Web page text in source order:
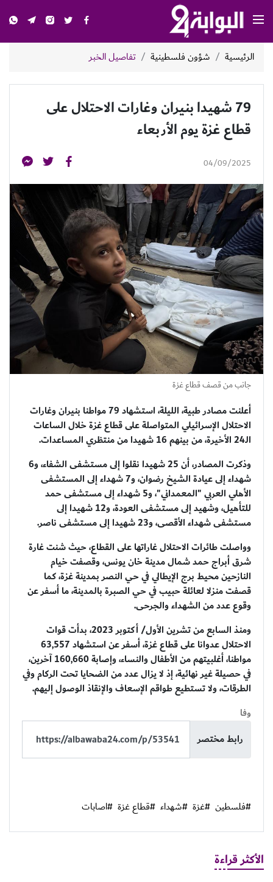
الرئيسية شؤون فلسطينية تفاصيل الخبر
79 شهيدا بنيران وغارات الاحتلال على
قطاع غزة يوم الأربعاء
04/09/2025
جانب من قصف قطاع غزة
أعلنت مصادر طبية، الليلة، استشهاد 79 مواطنا بنيران وغارات
الاحتلال الإسرائيلي المتواصلة على قطاع غزة خلال الساعات
الـ24 الأخيرة، من بينهم 16 شهيدا من منتظري المساعدات.
وذكرت المصادر، أن 25 شهيدا نقلوا إلى مستشفى الشفاء، و6
شهداء إلى عيادة الشيخ رضوان، و7 شهداء إلى المستشفى
الأهلي العربي "المعمداني"، و5 شهداء إلى مستشفى حمد
للتأهيل، وشهيد إلى مستشفى العودة، و12 شهيدا إلى
مستشفى شهداء الأقصى، و23 شهيدا إلى مستشفى ناصر.
وواصلت طائرات الاحتلال غاراتها على القطاع، حيث شنت غارة
شرق أبراج حمد شمال مدينة خان يونس، وقصفت خيام
النازحين محيط برج الإيطالي في حي النصر بمدينة غزة، كما
قصفت منزلا لعائلة حبيب في حي الصبرة بالمدينة، ما أسفر عن
وقوع عدد من الشهداء والجرحى.
ومنذ السابع من تشرين الأول/ أكتوبر 2023، بدأت قوات
الاحتلال عدوانا على قطاع غزة، أسفر عن استشهاد 63,557
مواطنا، أغلبيتهم من الأطفال والنساء، وإصابة 160,660 آخرين،
في حصيلة غير نهائية، إذ لا يزال عدد من الضحايا تحت الركام وفي
الطرقات، ولا تستطيع طواقم الإسعاف والإنقاذ الوصول إليهم.
وفا
رابط مختصر
#فلسطين #غزة #شهداء #قطاع غزة #اصابات
الأكثر قراءة